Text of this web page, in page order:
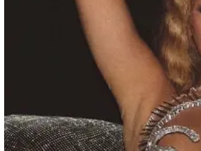
em torcedores do Verdão que
os palmeirenses atingidos
sobre feridos, e o
Palmeiras hoje:
expectativa por
chegada de
empresário
Vitória
Cerro
fora de